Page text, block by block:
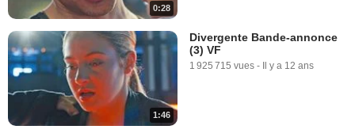
0:28
1:46
Divergente Bande-annonce
(3) VF
1 925 715 vues - Il y a 12 ans